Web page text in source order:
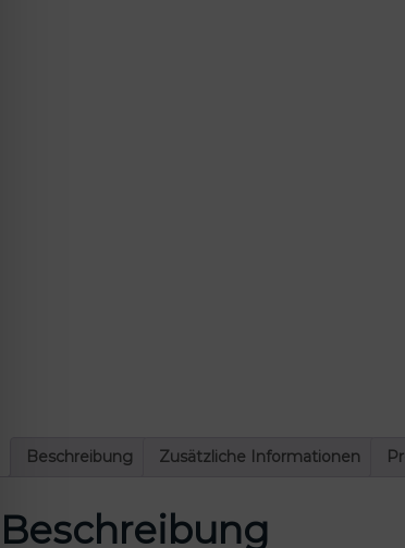
Beschreibung Zusätzliche Informationen
Beschreibung